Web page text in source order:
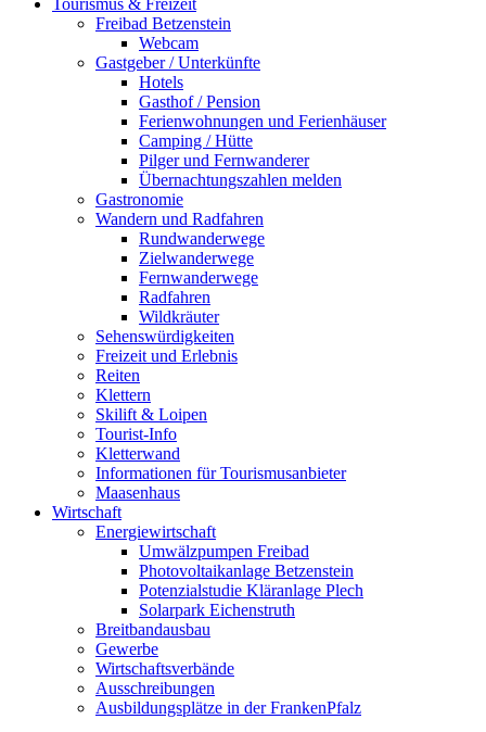
Tourismus & Freizeit
Freibad Betzenstein
Webcam
Gastgeber / Unterkünfte
Hotels
Gasthof / Pension
Ferienwohnungen und Ferienhäuser
Camping / Hütte
Pilger und Fernwanderer
Übernachtungszahlen melden
Gastronomie
Wandern und Radfahren
Rundwanderwege
Zielwanderwege
Fernwanderwege
Radfahren
Wildkräuter
Sehenswürdigkeiten
Freizeit und Erlebnis
Reiten
Klettern
Skilift & Loipen
Tourist-Info
Kletterwand
Informationen für Tourismusanbieter
Maasenhaus
Wirtschaft
Energiewirtschaft
Umwälzpumpen Freibad
Photovoltaikanlage Betzenstein
Potenzialstudie Kläranlage Plech
Solarpark Eichenstruth
Breitbandausbau
Gewerbe
Wirtschaftsverbände
Ausschreibungen
Ausbildungsplätze in der FrankenPfalz